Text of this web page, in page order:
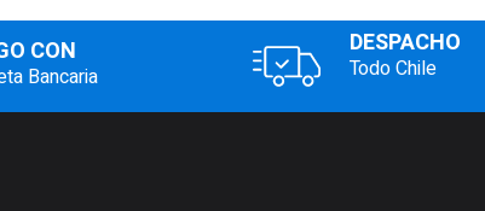
CON
Bancaria
DESPACHO
Todo Chile